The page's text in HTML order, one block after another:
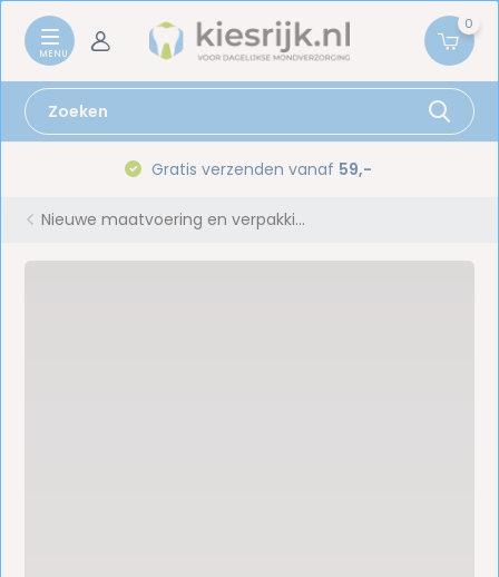
0
Gratis verzenden vanaf 59,-
Nieuwe maatvoering en verpakki...